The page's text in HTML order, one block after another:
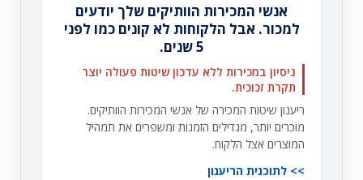
אנשי המכירות הוותיקים שלך יודעים
למכור. אבל הלקוחות לא קונים כמו לפני
5 שנים.
ניסיון במכירות ללא עדכון שיטות פעולה יוצר
תקרת זכוכית.
ריענון שיטות המכירה של אנשי המכירות הוותיקים.
מוכרים יותר, מגדילים הזמנות ומשפרים את תמהיל
המוצרים אצל הלקוח.
לתוכנית הריענון